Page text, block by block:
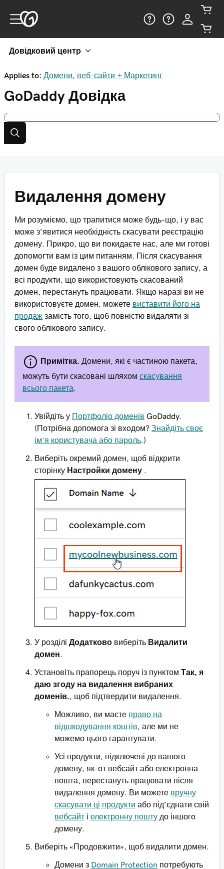
Довідковий центр
Applies to: Домени веб-сайти + Маркетинг
GoDaddy Довідка
Видалення домену
Ми розуміємо, що трапитися може будь-що, і у вас
може з’явитися необхідність скасувати реєстрацію
домену. Прикро, що ви покидаєте нас, але ми готові
допомогти вам із цим питанням. Після скасування
домен буде видалено з вашого облікового запису, а
всі продукти, що використовують скасований
домен, перестануть працювати. Якщо наразі ви не
використовуєте домен, можете виставити його на
продаж замість того, щоб повністю видаляти зі
свого облікового запису.
Примітка. Домени, які є частиною пакета,
можуть бути скасовані шляхом скасування
всього пакета
Увійдіть у Портфоліо доменів GoDaddy.
(Потрібна допомога зі входом? Знайдіть своє
ім’я користувача або пароль .)
Виберіть окремий домен, щоб відкрити
сторінку Настройки домену
У розділі Додатково виберіть Видалити
домен
Установіть прапорець поруч із пунктом Так, я
даю згоду на видалення вибраних
доменів.
, щоб підтвердити видалення.
Можливо, ви маєте право на
відшкодування коштів , але ми не
можемо цього гарантувати.
Усі продукти, підключені до вашого
домену, як-от вебсайт або електронна
пошта, перестануть працювати після
видалення домену. Ви можете вручну
скасувати ці продукти або під’єднати свій
вебсайт і електронну пошту до іншого
домену.
Виберіть «Продовжити», щоб видалити домен.
Домени з Domain Protection потребують